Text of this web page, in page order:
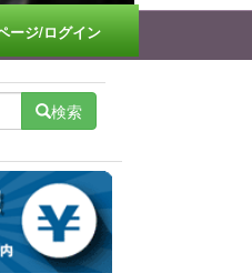
ージ/ログイン
検索